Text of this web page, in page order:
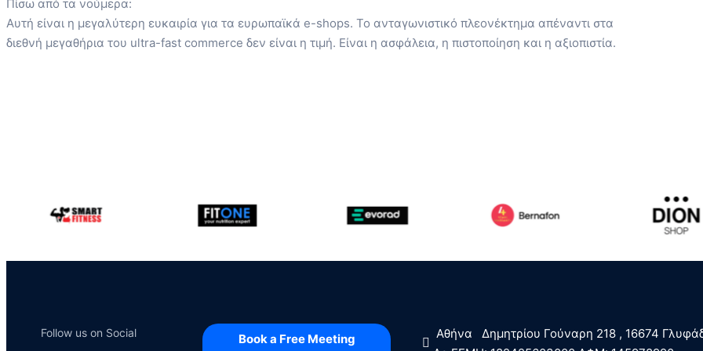
Πίσω από τα νούμερα:
Aυτή είναι η μεγαλύτερη ευκαιρία για τα ευρωπαϊκά e-shops. Το ανταγωνιστικό πλεονέκτημα απέναντι στα
διεθνή μεγαθήρια του ultra-fast commerce δεν είναι η τιμή. Είναι η ασφάλεια, η πιστοποίηση και η αξιοπιστία.
Follow us on Social Book a Free Meeting
Αθήνα   Δημητρίου Γούναρη 218 , 16674